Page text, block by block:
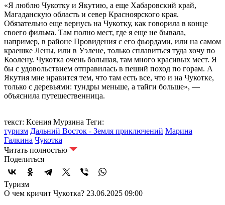
«Я люблю Чукотку и Якутию, а еще Хабаровский край,
Магаданскую область и север Красноярского края.
Обязательно еще вернусь на Чукотку, как говорила в конце
своего фильма. Там полно мест, где я еще не бывала,
например, в районе Провидения с его фьордами, или на самом
краешке Лены, или в Уэлене, только сплавиться туда хочу по
Коолену. Чукотка очень большая, там много красивых мест. Я
бы с удовольствием отправилась в пеший поход по горам. А
Якутия мне нравится тем, что там есть все, что и на Чукотке,
только с деревьями: тундры меньше, а тайги больше», —
объяснила путешественница.
текст: Ксения Мурзина Теги:
туризм Дальний Восток - Земля приключений Марина
Галкина Чукотка
Читать полностью
Поделиться
Туризм
О чем кричит Чукотка? 23.06.2025 09:00